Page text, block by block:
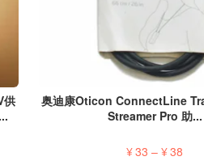
供
奥迪康Oticon ConnectLine
Streamer Pro 助...
¥33 –¥38